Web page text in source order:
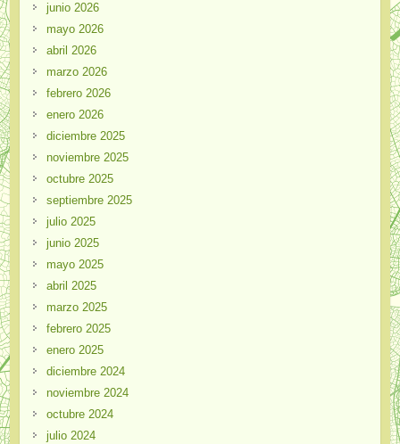
junio 2026
mayo 2026
abril 2026
marzo 2026
febrero 2026
enero 2026
diciembre 2025
noviembre 2025
octubre 2025
septiembre 2025
julio 2025
junio 2025
mayo 2025
abril 2025
marzo 2025
febrero 2025
enero 2025
diciembre 2024
noviembre 2024
octubre 2024
julio 2024